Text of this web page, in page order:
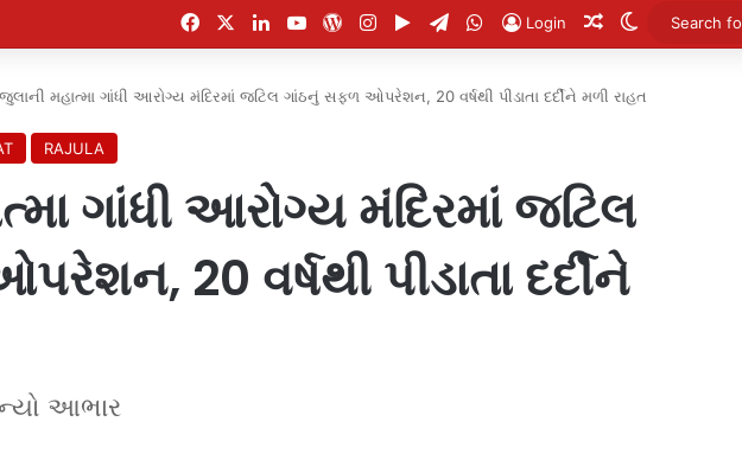
FacebookLinkedInYouTubeWordPress
Instagram
Google Play
Telegram
WhatsApp
Login Random Article
Switch skin
મહાત્મા ગાંધી આરોગ્ય મંદિરમાં જટિલ ગાંઠનું સફળ ઓપરેશન, 20 વર્ષથી પીડાતા દર્દીને મળી રાહત
RAJULA
ગાંધી આરોગ્ય મંદિરમાં જટિલ
20 વર્ષથી પીડાતા દર્દીને
આભાર